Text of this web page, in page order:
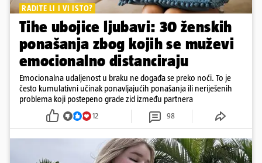
RADITE LI I VI ISTO?
Tihe ubojice ljubavi: 30 ženskih
ponašanja zbog kojih se muževi
emocionalno distanciraju
Emocionalna udaljenost u braku ne događa se preko noći. To je
često kumulativni učinak ponavljajućih ponašanja ili neriješenih
problema koji postepeno grade zid između partnera
12 98